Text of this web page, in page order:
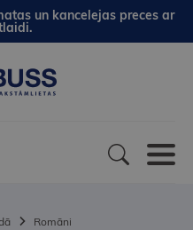
un kancelejas preces ar
Romāni